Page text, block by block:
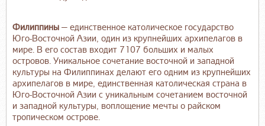
Филиппины — единственное католическое государство
Юго-Восточной Азии, один из крупнейших архипелагов в
мире. В его состав входит 7107 больших и малых
островов. Уникальное сочетание восточной и западной
культуры на Филиппинах делают его одним из крупнейших
архипелагов в мире, единственная католическая страна в
Юго-Восточной Азии с уникальным сочетанием восточной
и западной культуры, воплощение мечты о райском
тропическом острове.